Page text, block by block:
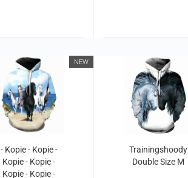
NEW
- Kopie - Kopie -
Kopie - Kopie -
Kopie - Kopie -
Trainingshoody
Double Size M